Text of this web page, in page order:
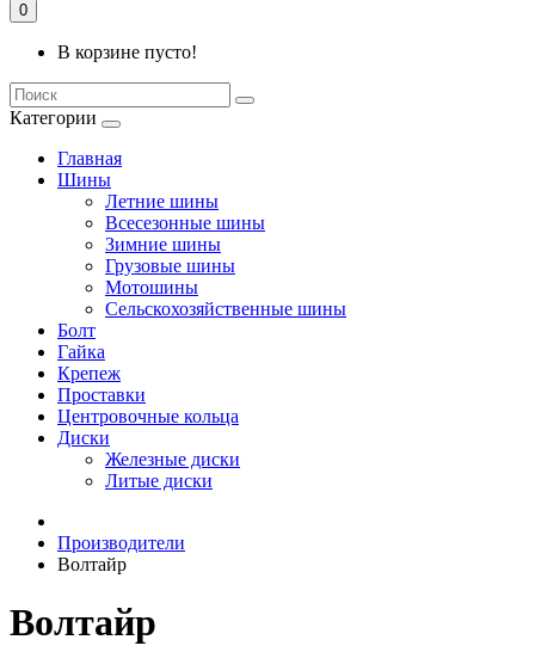
0
В корзине пусто!
Категории
Главная
Шины
Летние шины
Всесезонные шины
Зимние шины
Грузовые шины
Мотошины
Сельскохозяйственные шины
Болт
Гайка
Крепеж
Проставки
Центровочные кольца
Диски
Железные диски
Литые диски
Производители
Волтайр
Волтайр